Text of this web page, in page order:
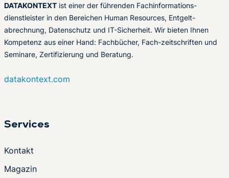
DATAKONTEXT ist einer der führenden Fachinformations-
dienstleister in den Bereichen Human Resources, Entgelt-
abrechnung, Datenschutz und IT-Sicherheit. Wir bieten Ihnen
Kompetenz aus einer Hand: Fachbücher, Fach-zeitschriften und
Seminare, Zertifizierung und Beratung.
datakontext.com
Services
Kontakt
Magazin